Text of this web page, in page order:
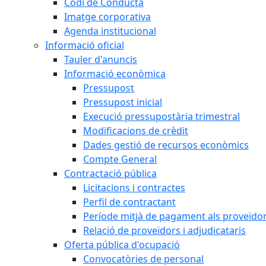
Imatge corporativa
Agenda institucional
Informació oficial
Tauler d'anuncis
Informació econòmica
Pressupost
Pressupost inicial
Execució pressupostària trimestral
Modificacions de crèdit
Dades gestió de recursos econòmics
Compte General
Contractació pública
Licitacions i contractes
Perfil de contractant
Període mitjà de pagament als
Relació de proveïdors i adjudicataris
Oferta pública d'ocupació
Convocatòries de personal